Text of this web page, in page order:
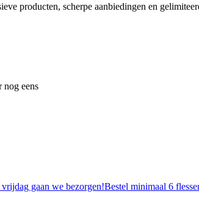
producten, scherpe aanbiedingen en
nog eens
gaan we bezorgen!Bestel minimaal 6